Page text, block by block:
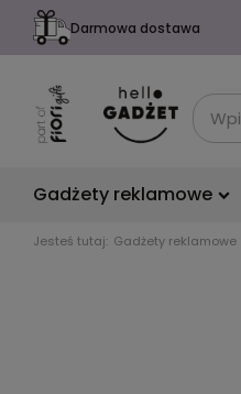
Darmowa dostawa
Gadżety reklamowe
Jesteś tutaj: Gadżety reklamowe